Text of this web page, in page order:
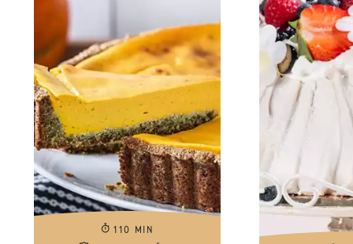
110 MIN